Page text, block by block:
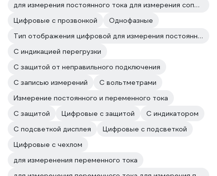
для измерения постоянного тока для измерения сопротивления
Цифровые с прозвонкой
Однофазные
Тип отображения цифровой для измерения постоянного тока
C индикацией перегрузки
С защитой от неправильного подключения
С записью измерений
С вольтметрами
Измерение постоянного и переменного тока
С защитой
Цифровые с защитой
С индикатором
С подсветкой дисплея
Цифровые с подсветкой
Цифровые с чехлом
для измеренения переменного тока